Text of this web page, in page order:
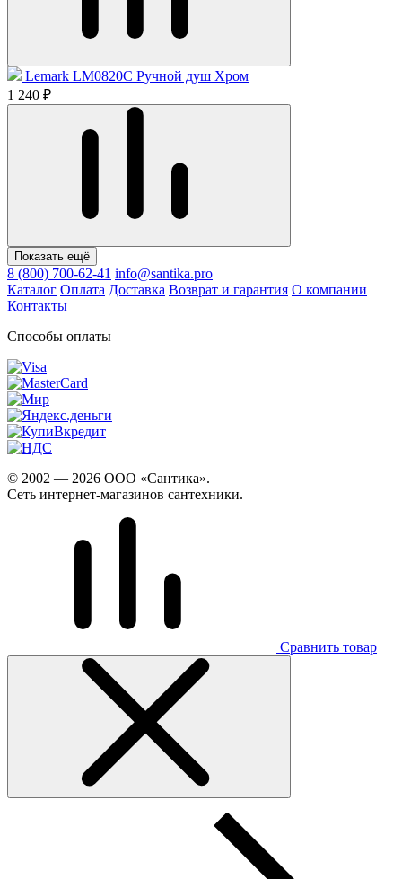
Lemark LM0820C Ручной душ Хром
1 240 ₽
Показать ещё
8 (800) 700-62-41 info@santika.pro
Каталог Оплата Доставка Возврат и гарантия О компании
Контакты
Способы оплаты
© 2002 — 2026 ООО «Сантика».
Сеть интернет-магазинов сантехники.
Сравнить товар